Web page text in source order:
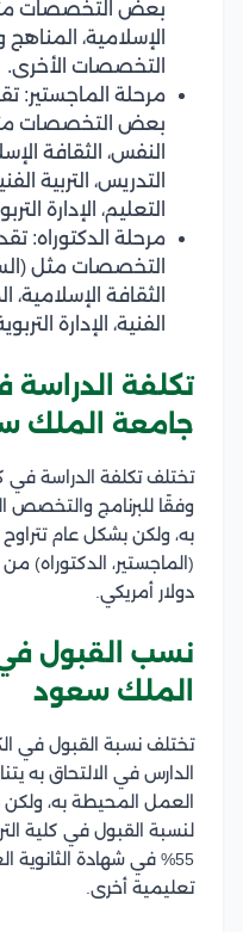
بعض التخصصات
الإسلامية،
التخصصات الأخرى.
مرحلة الماجستير:
بعض التخصصات مثل
النفس، الثقافة
التدريس، التربية
التعليم، الإدارة
مرحلة الدكتوراه:
التخصصات مثل
الثقافة
الفنية، الإدارة
تكلفة الدراسة
جامعة الملك
تختلف تكلفة الدراسة في
وفقًا للبرنامج والتخصص
به، ولكن بشكل عام تتراوح
دولار أمريكي.
نسب القبول في
الملك سعود
تختلف نسبة القبول في
الدارس في الالتحاق به
العمل المحيطة به،
لنسبة القبول في كلية
55% في شهادة
تعليمية أخرى.